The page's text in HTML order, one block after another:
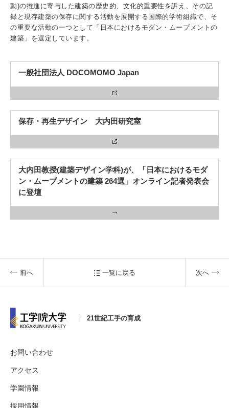
4. 航空理工学専攻特設サイト
5. 遠隔授業リンク集
6. 寄付・ご支援
動)の推進に寄与した建築の歴史的、文化的重要性を訴え、その記
録と現存建築の保存に関する活動を展開する国際的学術組織で、そ
の重要な活動の一つとして「日本におけるモダン・ムーブメントの
建築」を選定しています。
一般社団法人 DOCOMOMO Japan
保存・再生デザイン 大内田研究室
大内田教授(建築デザイン学科)が、「日本におけるモダ
ン・ムーブメントの建築 264選」オンライン記者発表会
に登壇
前へ 一覧に戻る 次へ
21世紀工手の育成
お問い合わせ
アクセス
学園情報
採用情報